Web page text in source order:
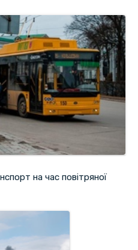
на час повітряної